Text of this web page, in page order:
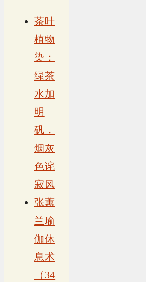
茶叶
植物
染：
绿茶
水加
明
矾，
烟灰
色诧
寂风
张蕙
兰瑜
伽休
息术
（34